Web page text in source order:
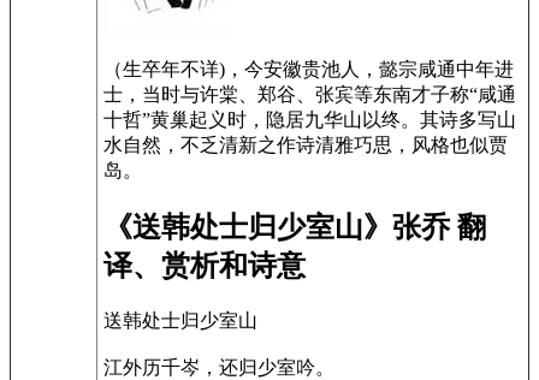
（生卒年不详)，今安徽贵池人，懿宗咸通中年进
士，当时与许棠、郑谷、张宾等东南才子称“咸通
十哲”黄巢起义时，隐居九华山以终。其诗多写山
水自然，不乏清新之作诗清雅巧思，风格也似贾
岛。
《送韩处士归少室山》张乔 翻
译、赏析和诗意
送韩处士归少室山
江外历千岑，还归少室吟。